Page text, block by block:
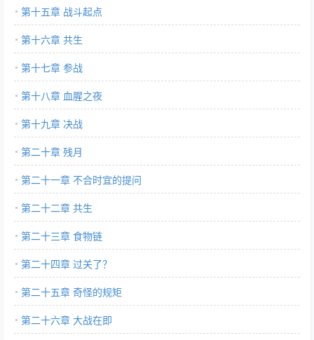
第十五章 战斗起点
第十六章 共生
第十七章 参战
第十八章 血腥之夜
第十九章 决战
第二十章 残月
第二十一章 不合时宜的提问
第二十二章 共生
第二十三章 食物链
第二十四章 过关了？
第二十五章 奇怪的规矩
第二十六章 大战在即